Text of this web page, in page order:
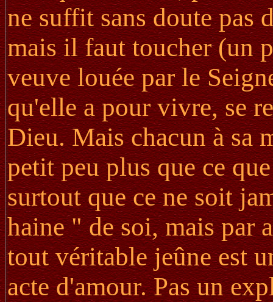
ne suffit sans doute pas
mais il faut toucher (un
veuve louée par le
qu'elle a pour vivre, se
Dieu. Mais chacun à sa
petit peu plus que ce
surtout que ce ne soit
haine " de soi, mais par
tout véritable jeûne est
acte d'amour. Pas un